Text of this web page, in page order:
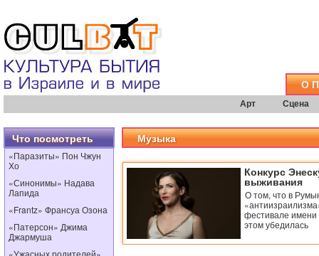
О
Арт Сцена
Что посмотреть
«Паразиты» Пон Чжун
Хо
«Синонимы» Надава
Лапида
«Frantz» Франсуа Озона
«Патерсон» Джима
Джармуша
«Ужасных родителей»
Музыка
Конкурс
выживания
О том, что в
фестивале имени
этом убедилась